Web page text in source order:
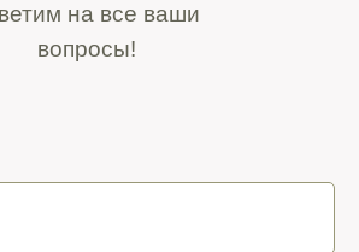
на все ваши
вопросы!